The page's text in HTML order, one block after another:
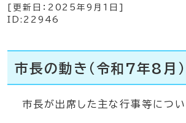
[更新日： 2025年9月1日
ID:22946
市長の動き（令和7年8月）
市長が出席した主な行事等につい